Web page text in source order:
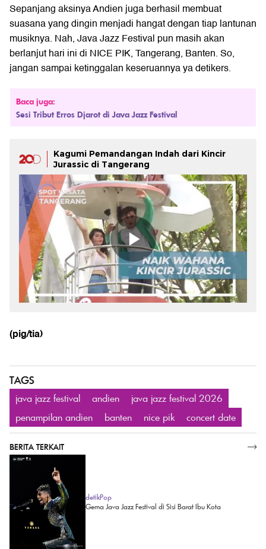
Sepanjang aksinya Andien juga berhasil membuat
suasana yang dingin menjadi hangat dengan tiap lantunan
musiknya. Nah, Java Jazz Festival pun masih akan
berlanjut hari ini di NICE PIK, Tangerang, Banten. So,
jangan sampai ketinggalan keseruannya ya detikers.
Baca juga:
Sesi Tribut Erros Djarot di Java Jazz Festival
Kagumi Pemandangan Indah dari Kincir
Jurassic di Tangerang
(pig/tia)
TAGS
java jazz festival andien
java jazz festival 2026
penampilan andien
banten nice pik concert date
BERITA TERKAIT
detikPop
Gema Java Jazz Festival di Sisi Barat Ibu Kota